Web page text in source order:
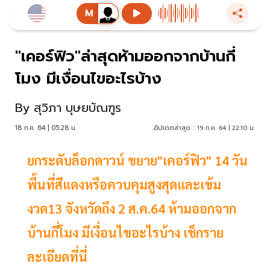
"เคอร์ฟิว"ล่าสุดห้ามออกจากบ้านกี่
โมง มีเงื่อนไขอะไรบ้าง
By สุวิภา บุษยบัณฑูร
18 ก.ค. 64 | 05:28 น. อัปเดตล่าสุด : 19 ก.ค. 64 | 22:10 น.
ยกระดับล็อกดาวน์ ขยาย"เคอร์ฟิว" 14 วัน
พื้นที่สีแดงหรือควบคุมสูงสุดและเข้ม
งวด13 จังหวัดถึง 2 ส.ค.64 ห้ามออกจาก
บ้านกี่โมง มีเงื่อนไขอะไรบ้าง เช็กราย
ละเอียดที่นี่